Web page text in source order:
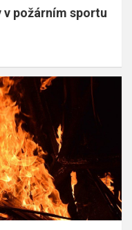
požárním sportu